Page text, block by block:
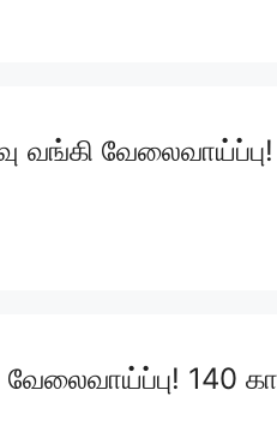
வங்கி
வேலைவாய்ப்பு! 140